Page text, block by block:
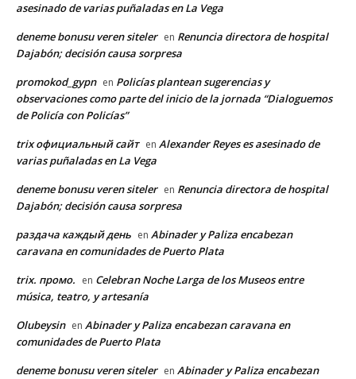
asesinado de varias puñaladas en La Vega
deneme bonusu veren siteler en Renuncia directora de hospital
Dajabón; decisión causa sorpresa
promokod_gypn en Policías plantean sugerencias y
observaciones como parte del inicio de la jornada “Dialoguemos
de Policía con Policías”
trix официальный сайт en Alexander Reyes es asesinado de
varias puñaladas en La Vega
deneme bonusu veren siteler en Renuncia directora de hospital
Dajabón; decisión causa sorpresa
раздача каждый день en Abinader y Paliza encabezan
caravana en comunidades de Puerto Plata
trix. промо. en Celebran Noche Larga de los Museos entre
música, teatro, y artesanía
Olubeysin en Abinader y Paliza encabezan caravana en
comunidades de Puerto Plata
deneme bonusu veren siteler en Abinader y Paliza encabezan